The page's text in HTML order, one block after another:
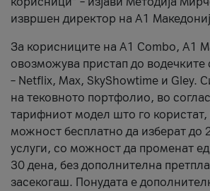
извршен директор на А1
За корисниците на A1 Combo, А1
овозможува пристап до водечките
– Netflix, Max, SkyShowtime и Gley.
на тековното портфолио, во
тарифниот модел што го користат,
можност бесплатно да изберат до
услуги, со можност да променат
30 дена, без дополнителна
засекогаш. Понудата е